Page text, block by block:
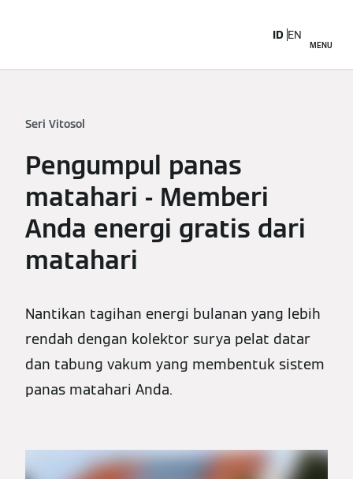
MENU
ID EN
Seri Vitosol
Pengumpul panas
matahari - Memberi
Anda energi gratis dari
matahari
Nantikan tagihan energi bulanan yang lebih
rendah dengan kolektor surya pelat datar
dan tabung vakum yang membentuk sistem
panas matahari Anda.